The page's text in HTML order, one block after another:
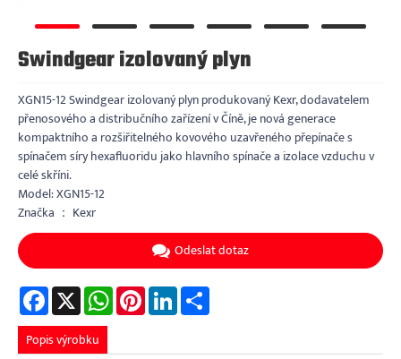
Swindgear izolovaný plyn
XGN15-12 Swindgear izolovaný plyn produkovaný Kexr, dodavatelem
přenosového a distribučního zařízení v Číně, je nová generace
kompaktního a rozšiřitelného kovového uzavřeného přepínače s
spínačem síry hexafluoridu jako hlavního spínače a izolace vzduchu v
celé skříni.
Model: XGN15-12
Značka ： Kexr
Odeslat dotaz
Facebook
X WhatsAppPinterestLinkedIn
Popis výrobku